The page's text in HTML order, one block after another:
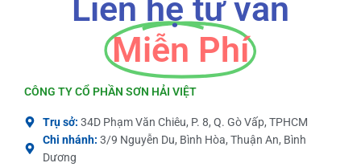
Liên hệ tư vấn
Miễn Phí
CÔNG TY CỔ PHẦN SƠN HẢI VIỆT
Trụ sở: 34D Phạm Văn Chiêu, P. 8, Q. Gò Vấp, TPHCM
Chi nhánh: 3/9 Nguyễn Du, Bình Hòa, Thuận An, Bình
Dương